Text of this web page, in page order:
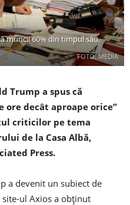
FOTO: MEDIA
muncii 60% din timpul său.
Trump a spus că
ore decât aproape orice”
criticilor pe tema
de la Casa Albă,
Press.
a devenit un subiect de
site-ul Axios a obţinut